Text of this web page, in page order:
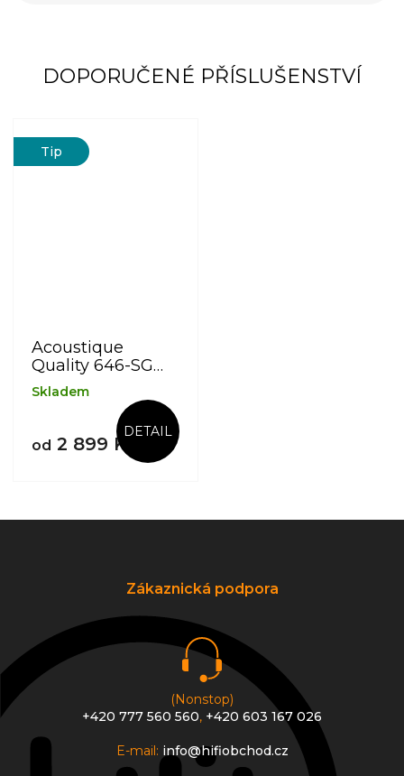
DOPORUČENÉ PŘÍSLUŠENSTVÍ
Tip
Acoustique
Quality 646-SG
MK II
Skladem
od 2 899 Kč
DETAIL
Zákaznická podpora
(Nonstop)
+420 777 560 560, +420 603 167 026
E-mail: info@hifiobchod.cz